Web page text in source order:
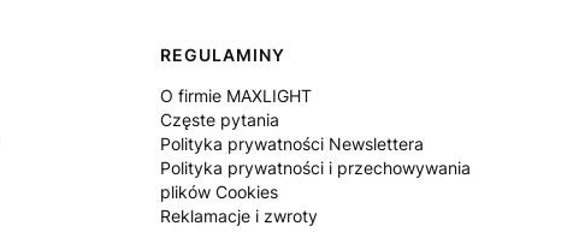
REGULAMINY
O firmie MAXLIGHT
Częste pytania
Polityka prywatności Newslettera
Polityka prywatności i przechowywania
plików Cookies
Reklamacje i zwroty